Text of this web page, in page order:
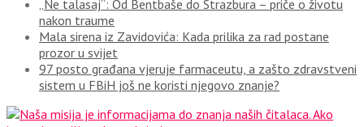
„Ne talasaj“: Od Bentbaše do Strazbura – priče o životu
nakon traume
Mala sirena iz Zavidovića: Kada prilika za rad postane
prozor u svijet
97 posto građana vjeruje farmaceutu, a zašto zdravstveni
sistem u FBiH još ne koristi njegovo znanje?